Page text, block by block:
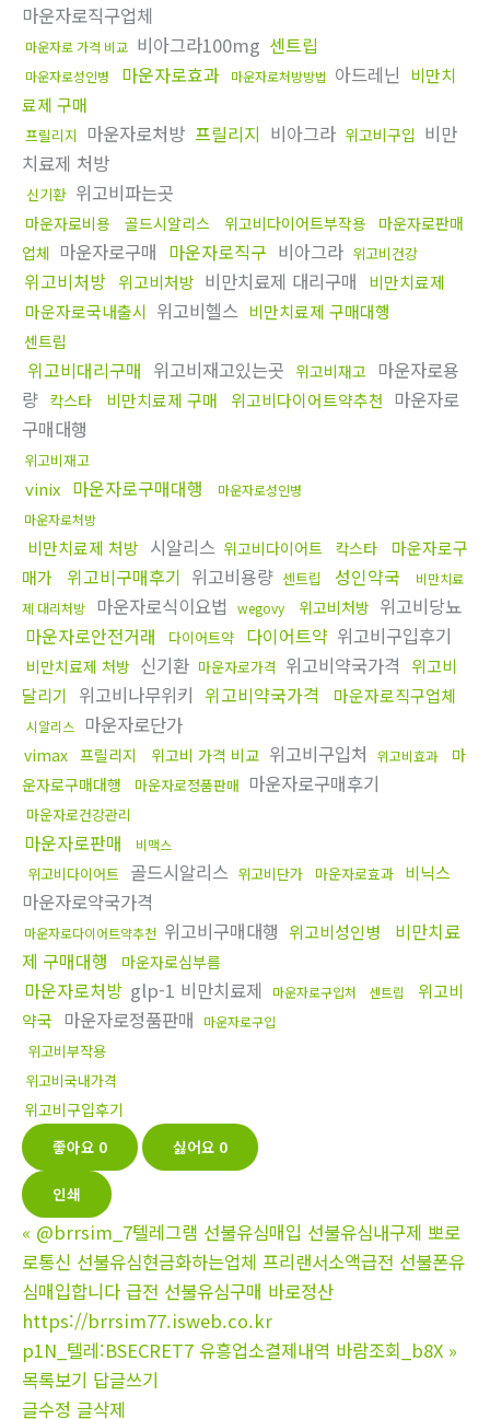
마운자로직구업체
마운자로 가격 비교 비아그라100mg 센트립
마운자로성인병 마운자로효과 마운자로처방방법 아드레닌 비만치
료제 구매
프릴리지 마운자로처방 프릴리지 비아그라 위고비구입 비만
치료제 처방
신기환 위고비파는곳
마운자로비용 골드시알리스 위고비다이어트부작용
마운자로판매
업체 마운자로구매 마운자로직구 비아그라 위고비건강
위고비처방 위고비처방 비만치료제 대리구매
비만치료제
마운자로국내출시 위고비헬스 비만치료제 구매대행
센트립
위고비대리구매 위고비재고있는곳 위고비재고
마운자로용
량 칵스타 비만치료제 구매 위고비다이어트약추천
마운자로
구매대행
위고비재고
vinix 마운자로구매대행
마운자로성인병
마운자로처방
비만치료제 처방 시알리스 위고비다이어트 칵스타
마운자로구
매가
위고비구매후기 위고비용량 센트립 성인약국
비만치료
제 대리처방
마운자로식이요법 wegovy 위고비처방 위고비당뇨
마운자로안전거래
다이어트약 다이어트약 위고비구입후기
비만치료제 처방 신기환 마운자로가격 위고비약국가격
위고비
달리기
위고비나무위키 위고비약국가격 마운자로직구업체
시알리스 마운자로단가
vimax 프릴리지 위고비 가격 비교 위고비구입처 위고비효과
마
운자로구매대행
마운자로정품판매 마운자로구매후기
마운자로건강관리
마운자로판매 비맥스
위고비다이어트 골드시알리스 위고비단가 마운자로효과 비닉스
마운자로약국가격
마운자로다이어트약추천 위고비구매대행 위고비성인병
비만치료
제 구매대행
마운자로심부름
마운자로처방 glp-1 비만치료제 마운자로구입처 센트립
위고비
약국
마운자로정품판매 마운자로구입
위고비부작용
위고비국내가격
위고비구입후기
좋아요 0 싫어요 0
인쇄
« @brrsim_7텔레그램 선불유심매입 선불유심내구제 뽀로
로통신 선불유심현금화하는업체 프리랜서소액급전 선불폰유
심매입합니다 급전 선불유심구매 바로정산
https://brrsim77.isweb.co.kr
p1N_텔레:BSECRET7 유흥업소결제내역 바람조회_b8X »
목록보기 답글쓰기
글수정 글삭제